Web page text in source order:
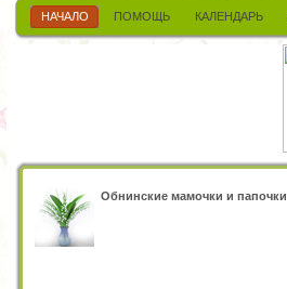
НАЧАЛО ПОМОЩЬ КАЛЕНДАРЬ
Обнинские мамочки и папочки